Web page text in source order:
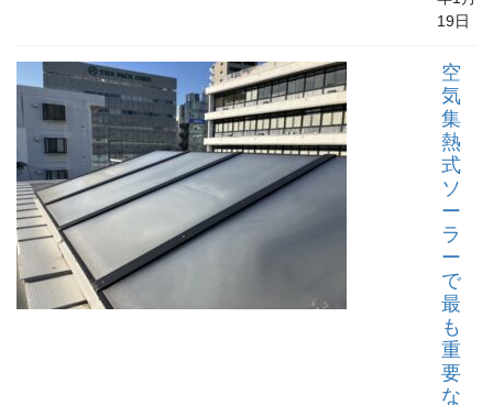
19日
空
気
集
熱
式
ソ
ー
ラ
ー
で
最
も
重
要
な